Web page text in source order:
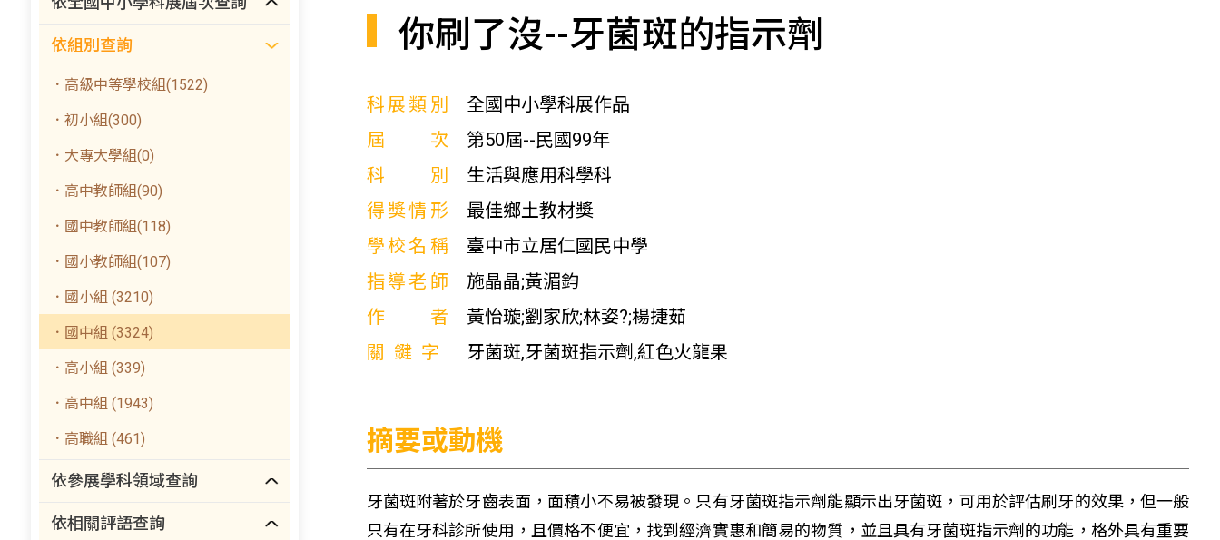
依組別查詢
．高級中等學校組(1522)
．初小組(300)
．大專大學組(0)
．高中教師組(90)
．國中教師組(118)
．國小教師組(107)
．國小組 (3210)
．國中組 (3324)
．高小組 (339)
．高中組 (1943)
．高職組 (461)
依參展學科領域查詢
依相關評語查詢
你刷了沒--牙菌斑的指示劑
科展類別
全國中小學科展作品
屆次
第50屆--民國99年
科別
生活與應用科學科
得獎情形
最佳鄉土教材獎
學校名稱
臺中市立居仁國民中學
指導老師
施晶晶;黃湄鈞
作者
黃怡璇;劉家欣;林姿?;楊捷茹
關鍵字
牙菌斑,牙菌斑指示劑,紅色火龍果
摘要或動機
牙菌斑附著於牙齒表面，面積小不易被發現。只有牙菌斑指示劑能顯示出牙菌斑，可用於評估刷牙的效果，但一般
只有在牙科診所使用，且價格不便宜，找到經濟實惠和簡易的物質，並且具有牙菌斑指示劑的功能，格外具有重要